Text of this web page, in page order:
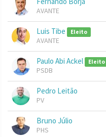
AVANTE
Luis Tibe Eleito
AVANTE
Paulo Abi Ackel Eleito
PSDB
Pedro Leitão
PV
Bruno Júlio
PHS